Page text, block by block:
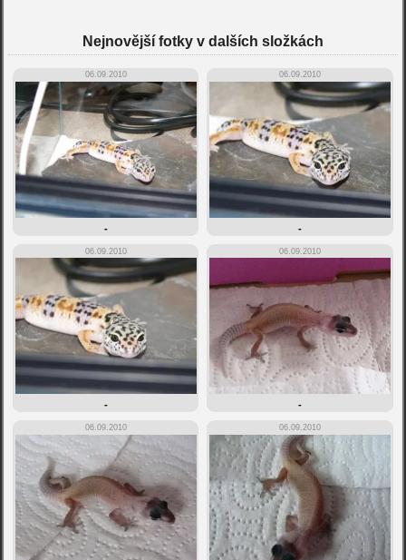
Nejnovější fotky v dalších složkách
06.09.2010
-
06.09.2010
-
06.09.2010
-
06.09.2010
-
06.09.2010 06.09.2010